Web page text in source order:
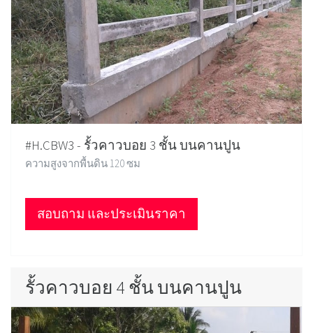
#H.CBW3 - รั้วคาวบอย 3 ชั้น บนคานปูน
ความสูงจากพื้นดิน 120 ซม
สอบถาม และประเมินราคา
รั้วคาวบอย 4 ชั้น บนคานปูน